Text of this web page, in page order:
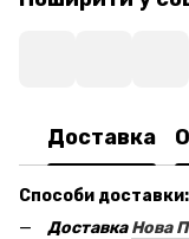
Доставка
Способи доставки:
ДоставкаНова